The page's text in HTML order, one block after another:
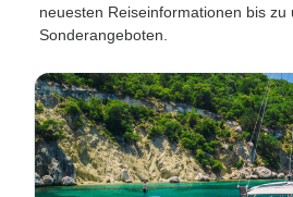
neuesten Reiseinformationen bis zu
Sonderangeboten.